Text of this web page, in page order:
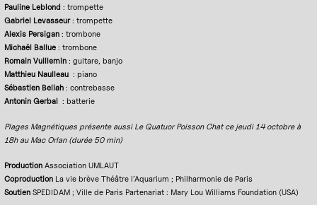
Pauline Leblond : trompette
Gabriel Levasseur: trompette
Alexis Persigan : trombone
Michaël Ballue : trombone
Romain Vuillemin : guitare, banjo
Matthieu Naulleau : piano
Sébastien Beliah : contrebasse
Antonin Gerbal : batterie
Plages Magnétiques présente aussi Le Quatuor Poisson Chat ce jeudi 14 octobre à
18h au Mac Orlan (durée 50 min)
ProductionAssociation UMLAUT
Coproduction La vie brève Théâtre l’Aquarium ; Philharmonie de Paris
SoutienSPEDIDAM ; Ville de Paris Partenariat : Mary Lou Williams Foundation (USA)